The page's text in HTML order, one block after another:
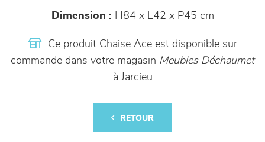
Dimension : H84 x L42 x P45 cm
Ce produit Chaise Ace est disponible sur
commande dans votre magasin Meubles Déchaumet
à Jarcieu
RETOUR